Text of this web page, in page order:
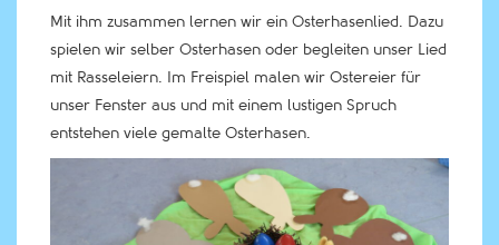
Mit ihm zusammen lernen wir ein Osterhasenlied. Dazu
spielen wir selber Osterhasen oder begleiten unser Lied
mit Rasseleiern. Im Freispiel malen wir Ostereier für
unser Fenster aus und mit einem lustigen Spruch
entstehen viele gemalte Osterhasen.